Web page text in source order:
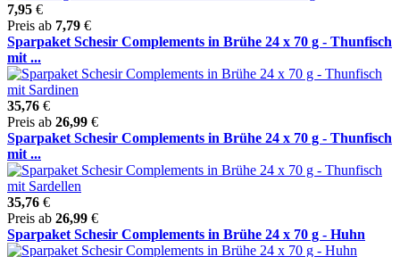
7,95 €
Preis ab 7,79 €
Sparpaket Schesir Complements in Brühe 24 x 70 g - Thunfisch
mit ...
35,76 €
Preis ab 26,99 €
Sparpaket Schesir Complements in Brühe 24 x 70 g - Thunfisch
mit ...
35,76 €
Preis ab 26,99 €
Sparpaket Schesir Complements in Brühe 24 x 70 g - Huhn